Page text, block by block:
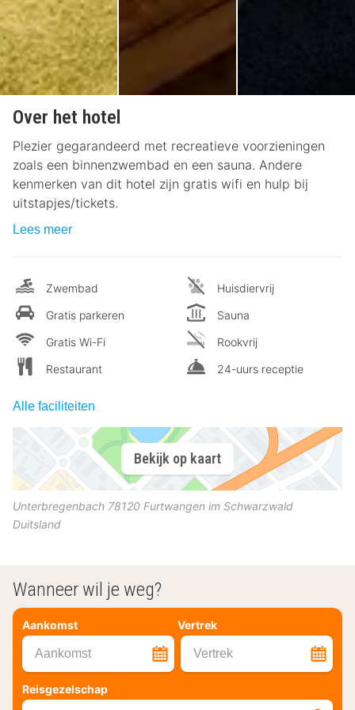
Over het hotel
Plezier gegarandeerd met recreatieve voorzieningen
zoals een binnenzwembad en een sauna. Andere
kenmerken van dit hotel zijn gratis wifi en hulp bij
uitstapjes/tickets.
Lees meer
Zwembad
Gratis parkeren
Gratis Wi-Fi
Restaurant
Huisdiervrij
Sauna
Rookvrij
24-uurs receptie
Alle faciliteiten
Bekijk op kaart
Unterbregenbach 78120 Furtwangen im Schwarzwald
Duitsland
Wanneer wil je weg?
Aankomst Vertrek
Aankomst Vertrek
Reisgezelschap